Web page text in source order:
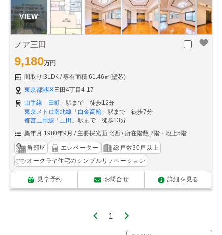
ノア三田
9,180万円
間取り:3LDK
専有面積:61.46㎡(壁芯)
東京都港区三田4丁目4-17
山手線 「 田町 」駅まで 徒歩12分
東京メトロ南北線 「 白金高輪 」駅まで 徒歩7分
都営三田線 「 三田 」駅まで 徒歩13分
築年月:1980年9月
主要採光面:北西 所在階数:2階・地上5階
角部屋 エレベーター
総戸数30戸以上
オークラヤ住宅のシンプルリノベーション
見学予約 お問合せ 詳細を見る
1